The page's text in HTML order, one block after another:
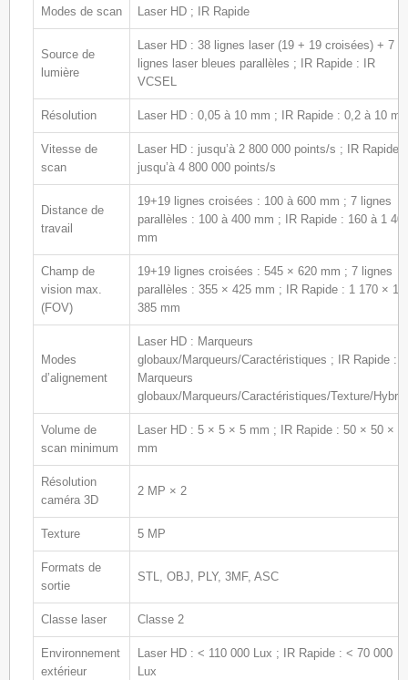
Modes de scan Laser HD ; IR Rapide
Source de
lumière
Laser HD : 38 lignes laser (19 + 19 croisées) + 7
lignes laser bleues parallèles ; IR Rapide : IR
VCSEL
Résolution Laser HD : 0,05 à 10 mm ; IR Rapide : 0,2 à 10
Vitesse de
scan
Laser HD : jusqu’à 2 800 000 points/s ; IR Rapide :
jusqu’à 4 800 000 points/s
Distance de
travail
19+19 lignes croisées : 100 à 600 mm ; 7 lignes
parallèles : 100 à 400 mm ; IR Rapide : 160 à 1
mm
Champ de
vision max.
(FOV)
19+19 lignes croisées : 545 × 620 mm ; 7 lignes
parallèles : 355 × 425 mm ; IR Rapide : 1 170 × 1
385 mm
Modes
d’alignement
Laser HD : Marqueurs
globaux/Marqueurs/Caractéristiques ; IR Rapide :
Marqueurs
globaux/Marqueurs/Caractéristiques/Texture/
Volume de
scan minimum
Laser HD : 5 × 5 × 5 mm ; IR Rapide : 50 × 50 ×
mm
Résolution
caméra 3D
2 MP × 2
Texture 5 MP
Formats de
sortie
STL, OBJ, PLY, 3MF, ASC
Classe laser Classe 2
Environnement
extérieur
Laser HD : < 110 000 Lux ; IR Rapide : < 70 000
Lux